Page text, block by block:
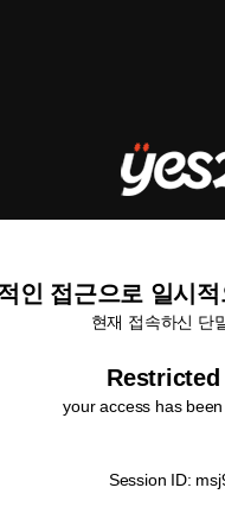
인 접근으로 일시
현재 접속하신 단
your access has
Session ID: